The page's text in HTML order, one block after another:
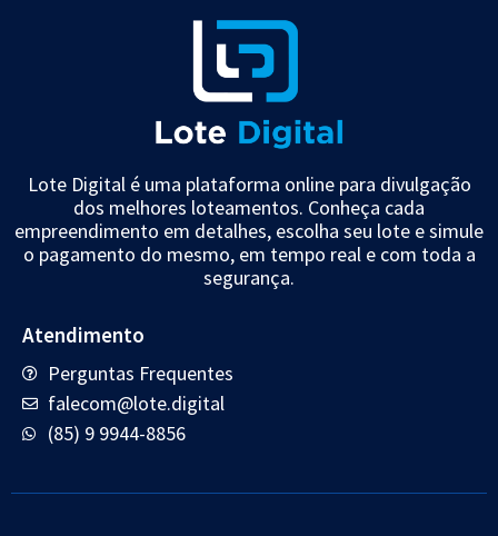
Lote Digital é uma plataforma online para divulgação
dos melhores loteamentos. Conheça cada
empreendimento em detalhes, escolha seu lote e simule
o pagamento do mesmo, em tempo real e com toda a
segurança.
Atendimento
Perguntas Frequentes
falecom@lote.digital
(85) 9 9944-8856